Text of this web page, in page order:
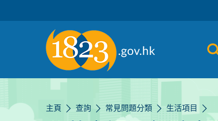
主頁 查詢 常見問題分類 生活項目